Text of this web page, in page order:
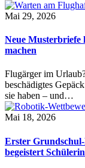
Mai 29, 2026
Neue Musterbriefe
machen
Flugärger im
beschädigtes
sie haben – und…
Mai 18, 2026
Erster
begeistert